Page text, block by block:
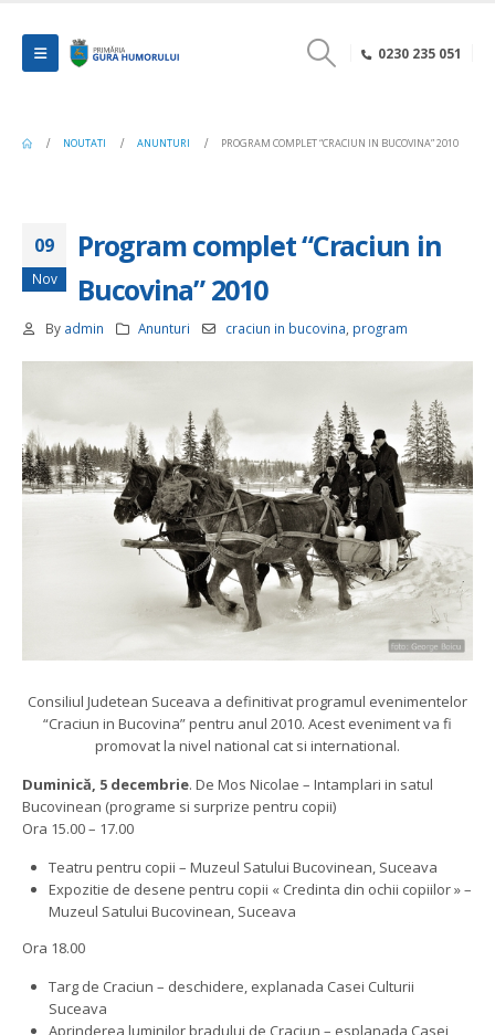
0230 235 051
NOUTATI ANUNTURI PROGRAM COMPLET “CRACIUN IN BUCOVINA” 2010
09
Nov
Program complet “Craciun in
Bucovina” 2010
By admin Anunturi craciun in bucovina program
Consiliul Judetean Suceava a definitivat programul evenimentelor
“Craciun in Bucovina” pentru anul 2010. Acest eveniment va fi
promovat la nivel national cat si international.
Duminică, 5 decembrie. De Mos Nicolae – Intamplari in satul
Bucovinean (programe si surprize pentru copii)
Ora 15.00 – 17.00
Teatru pentru copii – Muzeul Satului Bucovinean, Suceava
Expozitie de desene pentru copii « Credinta din ochii copiilor » –
Muzeul Satului Bucovinean, Suceava
Ora 18.00
Targ de Craciun – deschidere, explanada Casei Culturii
Suceava
Aprinderea luminilor bradului de Craciun – esplanada Casei